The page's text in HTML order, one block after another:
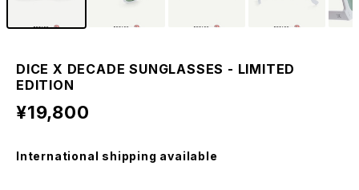
DICE X DECADE SUNGLASSES - LIMITED
EDITION
¥19,800
International shipping available